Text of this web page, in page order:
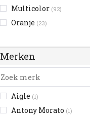
Multicolor (92)
Oranje (23)
Rood
Roze(74)
Wit(362)
Zilver(20)
Zwart(1.081)
Merken
Aigle (1)
Antony Morato (1)